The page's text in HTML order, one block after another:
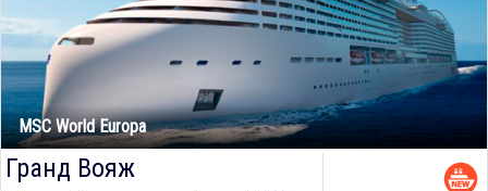
MSC World Europa
Гранд Вояж